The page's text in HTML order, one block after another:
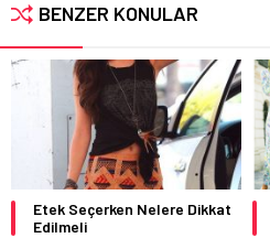
BENZER KONULAR
Etek Seçerken Nelere Dikkat
Edilmeli